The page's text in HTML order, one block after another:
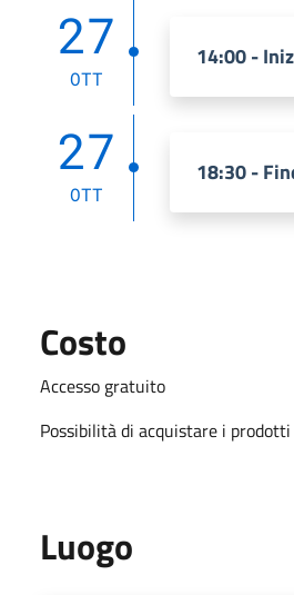
27
OTT
14:00 -
27
OTT
18:30 -
Costo
Accesso gratuito
Possibilità di acquistare i
Luogo